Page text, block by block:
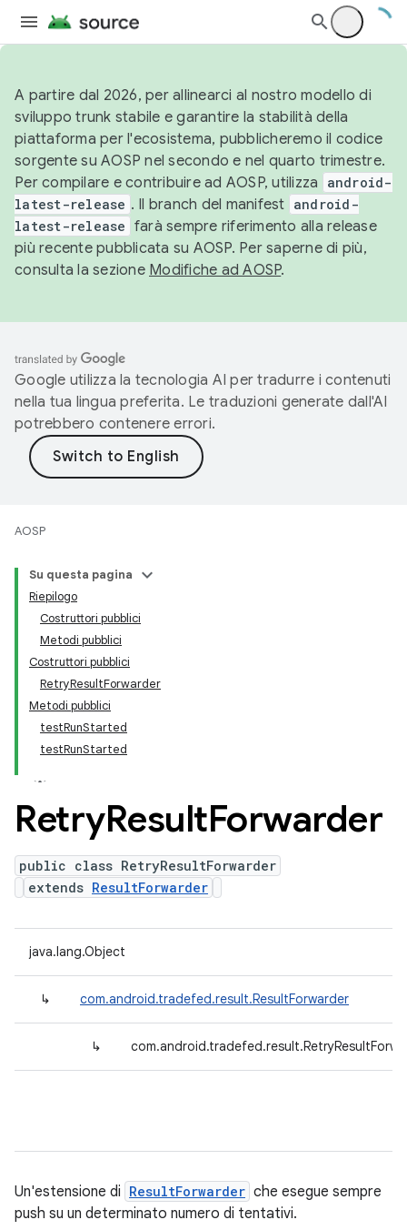
A partire dal 2026, per allinearci al nostro modello di
sviluppo trunk stabile e garantire la stabilità della
piattaforma per l'ecosistema, pubblicheremo il codice
sorgente su AOSP nel secondo e nel quarto trimestre.
Per compilare e contribuire ad AOSP, utilizza
android-
latest-release . Il branch del manifest android-
latest-release farà sempre riferimento alla release
più recente pubblicata su AOSP. Per saperne di più,
consulta la sezione Modifiche ad AOSP.
Google utilizza la tecnologia AI per tradurre i contenuti
nella tua lingua preferita. Le traduzioni generate dall'AI
potrebbero contenere errori.
AOSP
Su questa pagina
Riepilogo
Costruttori pubblici
Metodi pubblici
Costruttori pubblici
RetryResultForwarder
Metodi pubblici
testRunStarted
testRunStarted
RetryResultForwarder
public class RetryResultForwarder
extends ResultForwarder
java.lang.Object
↳ com.android.tradefed.result.ResultForwarder
↳
Un'estensione di ResultForwarder che esegue sempre
push su un determinato numero di tentativi.